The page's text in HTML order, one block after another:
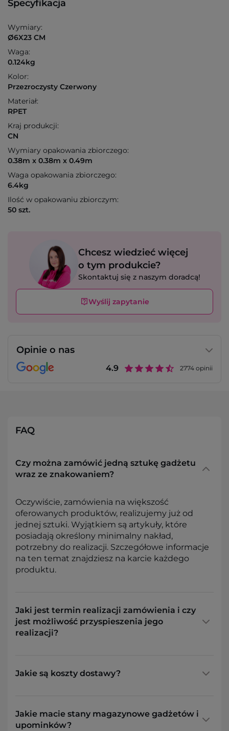
Specyfikacja
Wymiary:
Ø6X23 CM
Waga:
0.124kg
Kolor:
Przezroczysty Czerwony
Materiał:
RPET
Kraj produkcji:
CN
Wymiary opakowania zbiorczego:
0.38m x 0.38m x 0.49m
Waga opakowania zbiorczego:
6.4kg
Ilość w opakowaniu zbiorczym:
50 szt.
Chcesz wiedzieć więcej
o tym produkcie?
Skontaktuj się z naszym doradcą!
Wyślij zapytanie
Opinie o nas
4.9 2774 opinii
FAQ
Czy można zamówić jedną sztukę gadżetu
wraz ze znakowaniem?
Oczywiście, zamówienia na większość
oferowanych produktów, realizujemy już od
jednej sztuki. Wyjątkiem są artykuły, które
posiadają określony minimalny nakład,
potrzebny do realizacji. Szczegółowe informacje
na ten temat znajdziesz na karcie każdego
produktu.
Jaki jest termin realizacji zamówienia i czy
jest możliwość przyspieszenia jego
realizacji?
Jakie są koszty dostawy?
Jakie macie stany magazynowe gadżetów i
upominków?